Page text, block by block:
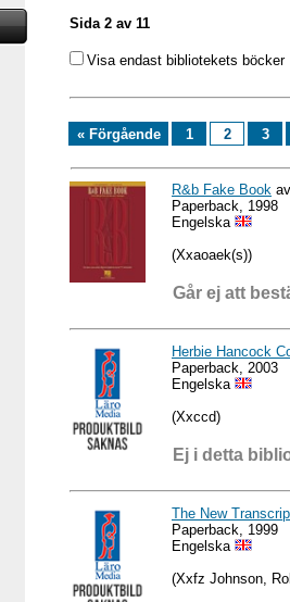
Sida 2 av 11
Visa endast bibliotekets böcker
« Förgående 1 2 3
R&b Fake Book
Paperback, 1998
Engelska
(Xxaoaek(s))
Går ej att
Herbie Hancock
Paperback, 2003
Engelska
(Xxccd)
Ej i detta
The New
Paperback, 1999
Engelska
(Xxfz Johnson,